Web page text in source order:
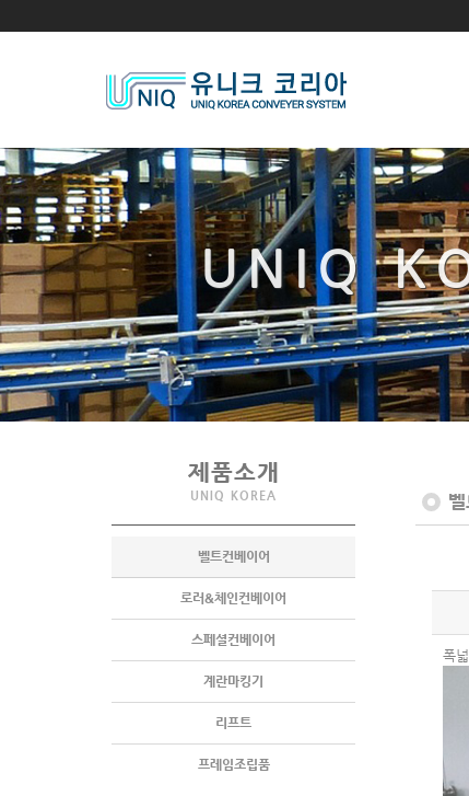
UNIQ
UNIQ
제품소개
UNIQ KOREA
벨트컨베이어
로러&체인컨베이어
스페셜컨베이어
계란마킹기
리프트
프레임조립품
폭